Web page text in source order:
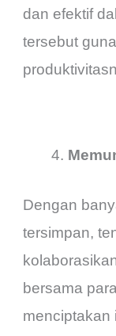
dan efektif
tersebut
Dengan
tersimpan,
bersama
menciptakan